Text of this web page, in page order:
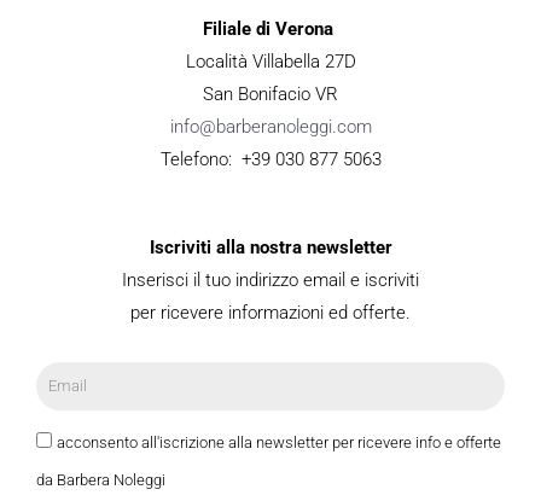
Filiale di Verona
Località Villabella 27D
San Bonifacio VR
info@barberanoleggi.com
Telefono: +39 030 877 5063
Iscriviti alla nostra newsletter
Inserisci il tuo indirizzo email e iscriviti
per ricevere informazioni ed offerte.
acconsento all'iscrizione alla newsletter per ricevere info e offerte
da Barbera Noleggi